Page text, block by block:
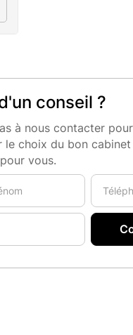
conseil ?
à nous contacter
le choix du bon
vous.